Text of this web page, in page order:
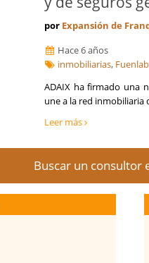
por Expansión de
Hace 6 años
inmobiliarias,
ADAIX ha firmado una
une a la red inmobiliaria
Leer más
Buscar un consultor